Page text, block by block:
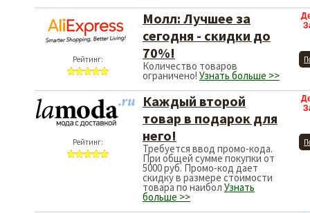
Рейтинг:
Молл: Лучшее за
сегодня - скидки до
70%!
Количество товаров
ограничено! Узнать больше >>
Рейтинг:
Каждый второй
товар в подарок для
него!
Требуется ввод промо-кода.
При общей сумме покупки от
5000 руб. Промо-код дает
скидку в размере стоимости
товара по наибол Узнать
больше >>